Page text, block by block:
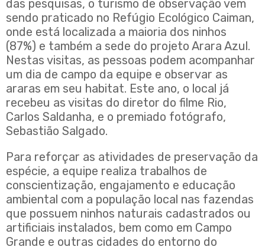
das pesquisas, o turismo de observação vem
sendo praticado no Refúgio Ecológico Caiman,
onde está localizada a maioria dos ninhos
(87%) e também a sede do projeto Arara Azul.
Nestas visitas, as pessoas podem acompanhar
um dia de campo da equipe e observar as
araras em seu habitat. Este ano, o local já
recebeu as visitas do diretor do filme Rio,
Carlos Saldanha, e o premiado fotógrafo,
Sebastião Salgado.
Para reforçar as atividades de preservação da
espécie, a equipe realiza trabalhos de
conscientização, engajamento e educação
ambiental com a população local nas fazendas
que possuem ninhos naturais cadastrados ou
artificiais instalados, bem como em Campo
Grande e outras cidades do entorno do